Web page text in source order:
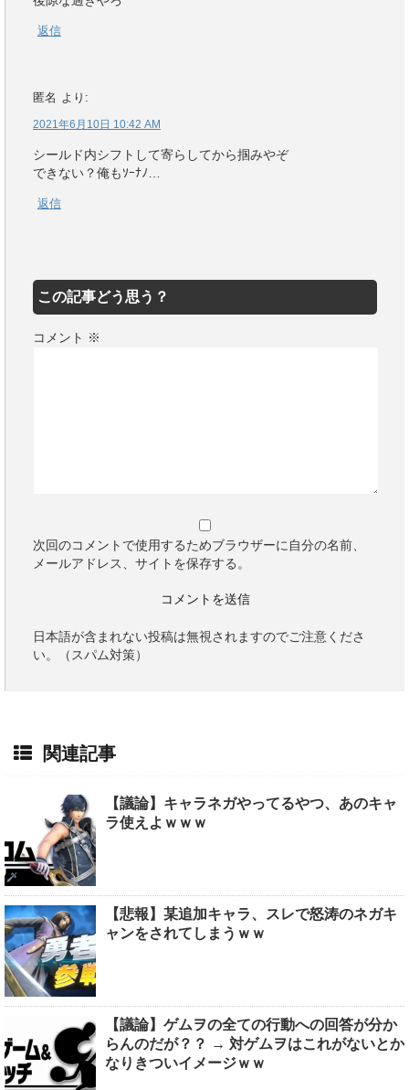
返信
匿名 より:
2021年6月10日 10:42 AM
シールド内シフトして寄らしてから掴みやぞ
できない？俺もｿｰﾅﾉ…
返信
この記事どう思う？
コメント ※
次回のコメントで使用するためブラウザーに自分の名前、
メールアドレス、サイトを保存する。
日本語が含まれない投稿は無視されますのでご注意くださ
い。（スパム対策）
関連記事
【議論】キャラネガやってるやつ、あのキャ
ラ使えよｗｗｗ
【悲報】某追加キャラ、スレで怒涛のネガキ
ャンをされてしまうｗｗ
【議論】ゲムヲの全ての行動への回答が分か
らんのだが？？ → 対ゲムヲはこれがないとか
なりきついイメージｗｗ